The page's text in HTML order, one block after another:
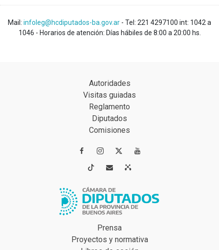
Mail: infoleg@hcdiputados-ba.gov.ar - Tel: 221 4297100 int: 1042 a
1046 - Horarios de atención: Días hábiles de 8:00 a 20:00 hs.
Autoridades
Visitas guiadas
Reglamento
Diputados
Comisiones
 
 
Prensa
Proyectos y normativa